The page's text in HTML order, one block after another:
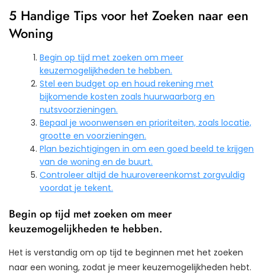
5 Handige Tips voor het Zoeken naar een
Woning
Begin op tijd met zoeken om meer
keuzemogelijkheden te hebben.
Stel een budget op en houd rekening met
bijkomende kosten zoals huurwaarborg en
nutsvoorzieningen.
Bepaal je woonwensen en prioriteiten, zoals locatie,
grootte en voorzieningen.
Plan bezichtigingen in om een goed beeld te krijgen
van de woning en de buurt.
Controleer altijd de huurovereenkomst zorgvuldig
voordat je tekent.
Begin op tijd met zoeken om meer
keuzemogelijkheden te hebben.
Het is verstandig om op tijd te beginnen met het zoeken
naar een woning, zodat je meer keuzemogelijkheden hebt.